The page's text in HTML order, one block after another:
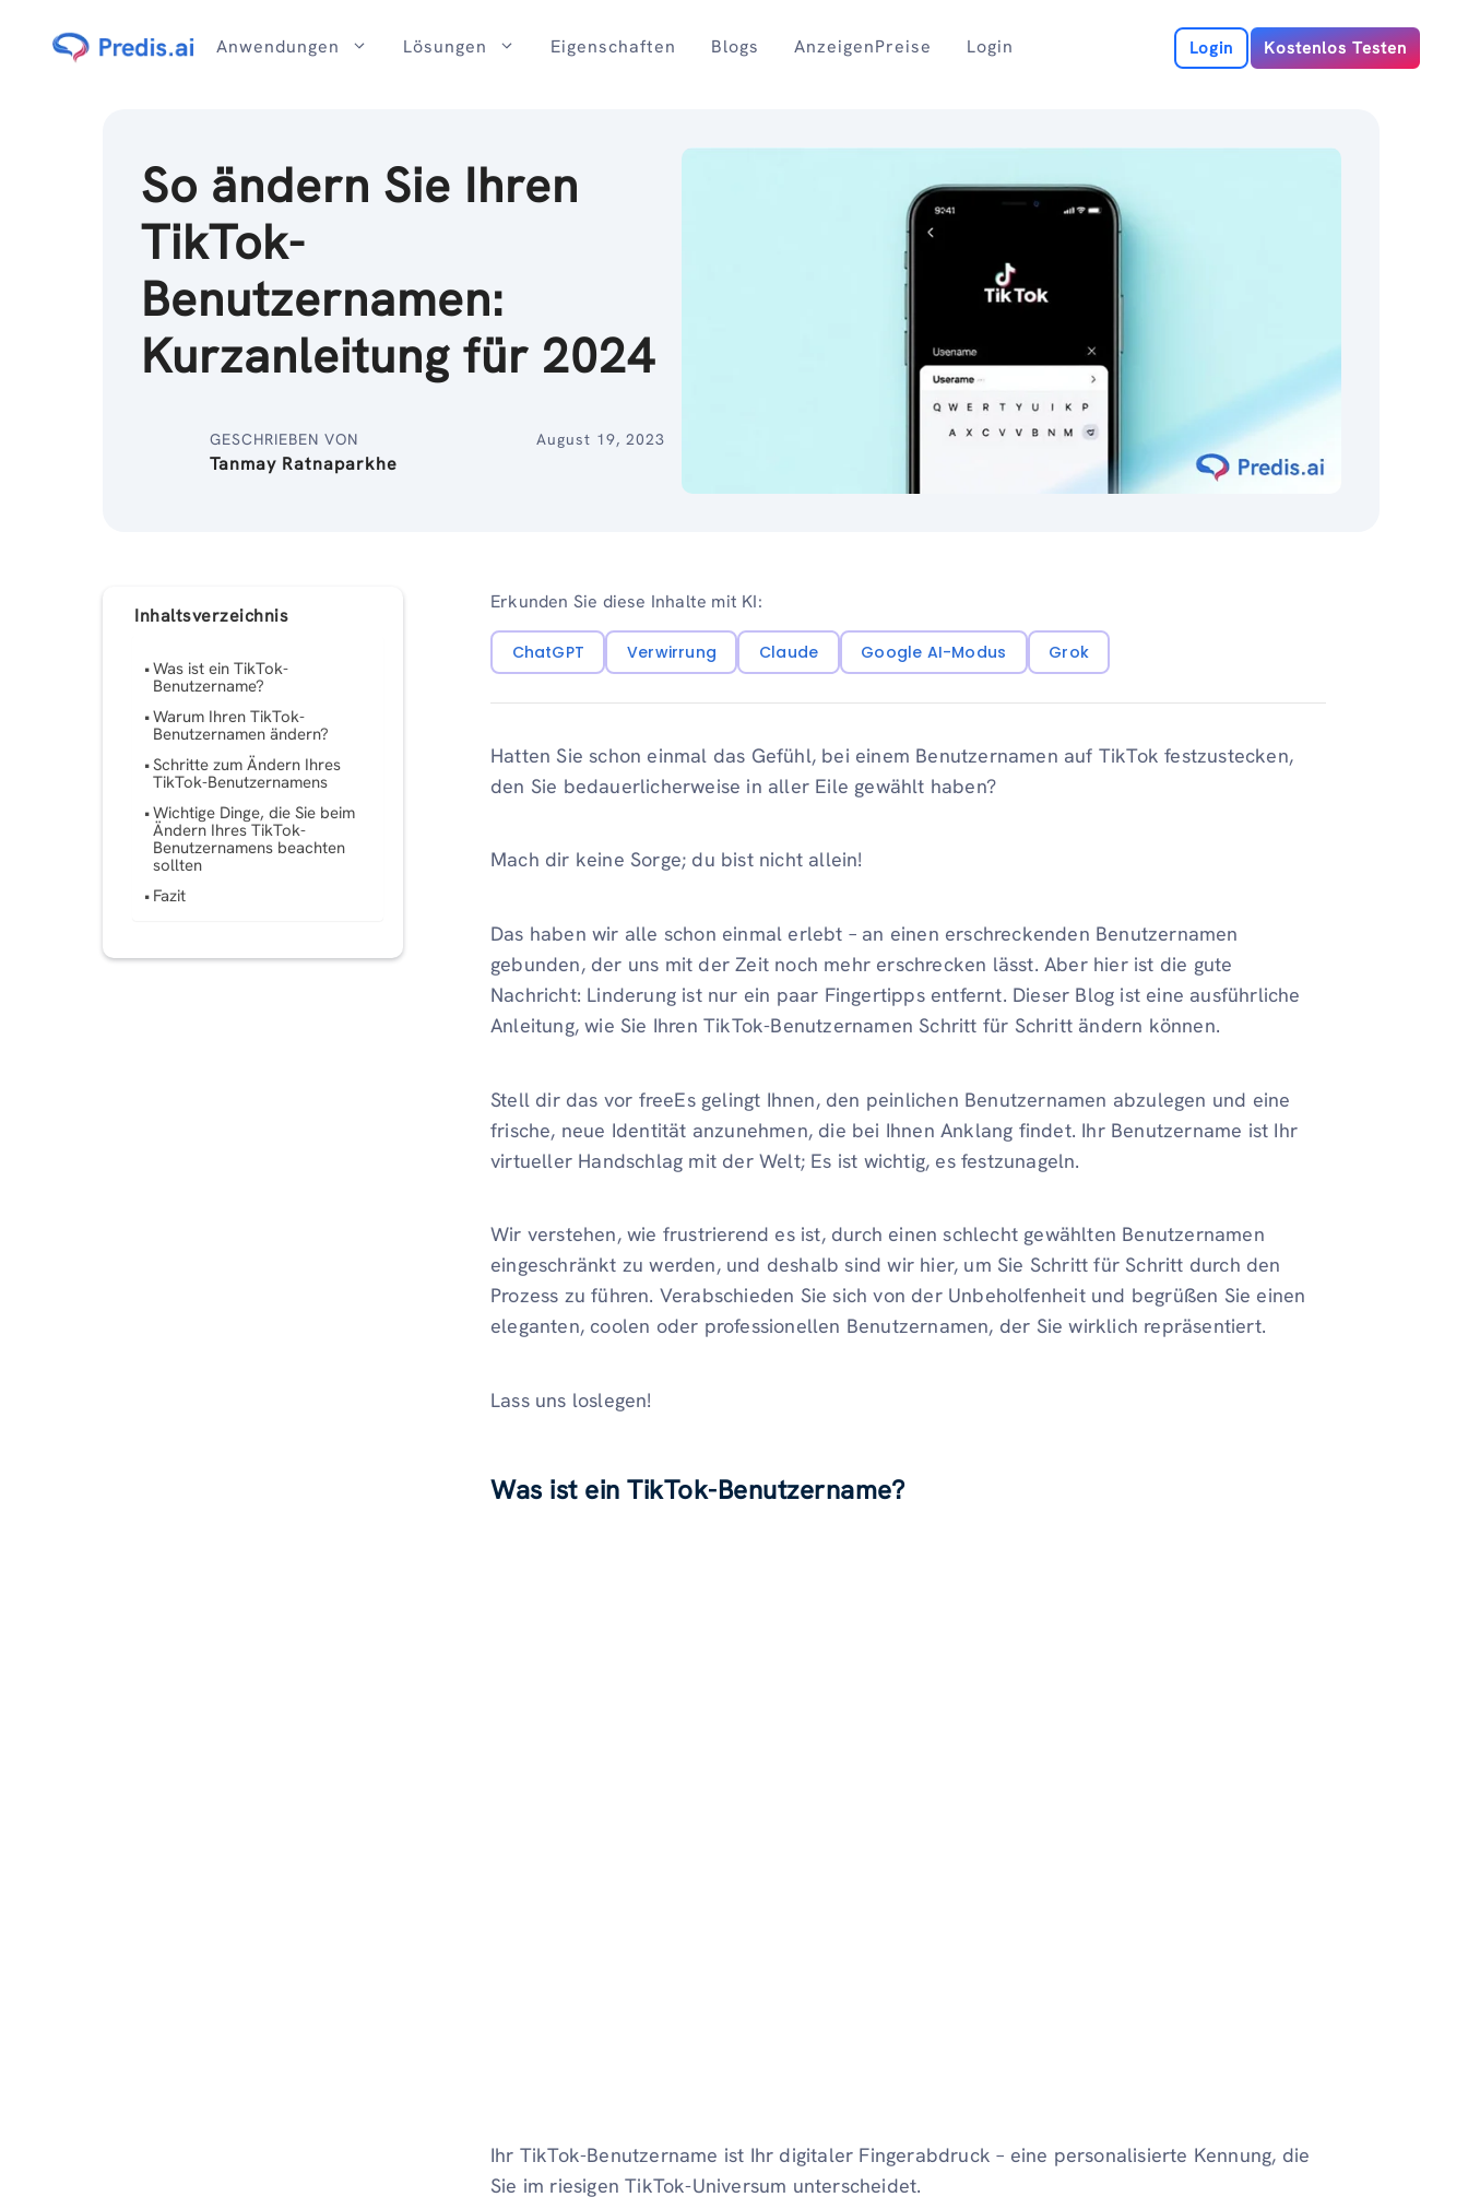
Anwendungen Lösungen Eigenschaften Blogs AnzeigenPreise Login Login Kostenlos Testen
So ändern Sie Ihren
TikTok-
Benutzernamen:
Kurzanleitung für 2024
GESCHRIEBEN VON
Tanmay Ratnaparkhe
August 19, 2023
Inhaltsverzeichnis
Was ist ein TikTok-
Benutzername?
Warum Ihren TikTok-
Benutzernamen ändern?
Schritte zum Ändern Ihres
TikTok-Benutzernamens
Wichtige Dinge, die Sie beim
Ändern Ihres TikTok-
Benutzernamens beachten
sollten
Fazit
Erkunden Sie diese Inhalte mit KI:
ChatGPT Verwirrung Claude Google AI-Modus Grok
Hatten Sie schon einmal das Gefühl, bei einem Benutzernamen auf TikTok festzustecken,
den Sie bedauerlicherweise in aller Eile gewählt haben?
Mach dir keine Sorge; du bist nicht allein!
Das haben wir alle schon einmal erlebt – an einen erschreckenden Benutzernamen
gebunden, der uns mit der Zeit noch mehr erschrecken lässt. Aber hier ist die gute
Nachricht: Linderung ist nur ein paar Fingertipps entfernt. Dieser Blog ist eine ausführliche
Anleitung, wie Sie Ihren TikTok-Benutzernamen Schritt für Schritt ändern können.
Stell dir das vor freeEs gelingt Ihnen, den peinlichen Benutzernamen abzulegen und eine
frische, neue Identität anzunehmen, die bei Ihnen Anklang findet. Ihr Benutzername ist Ihr
virtueller Handschlag mit der Welt; Es ist wichtig, es festzunageln.
Wir verstehen, wie frustrierend es ist, durch einen schlecht gewählten Benutzernamen
eingeschränkt zu werden, und deshalb sind wir hier, um Sie Schritt für Schritt durch den
Prozess zu führen. Verabschieden Sie sich von der Unbeholfenheit und begrüßen Sie einen
eleganten, coolen oder professionellen Benutzernamen, der Sie wirklich repräsentiert.
Lass uns loslegen!
Was ist ein TikTok-Benutzername?
Ihr TikTok-Benutzername ist Ihr digitaler Fingerabdruck – eine personalisierte Kennung, die
Sie im riesigen TikTok-Universum unterscheidet.